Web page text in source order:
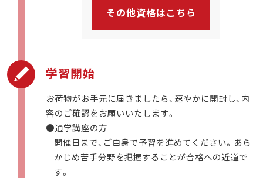
その他資格はこちら
学習開始
お荷物がお手元に届きましたら、速やかに開封し、内
容のご確認をお願いいたします。
●通学講座の方
開催日まで、ご自身で予習を進めてください。あら
かじめ苦手分野を把握することが合格への近道で
す。